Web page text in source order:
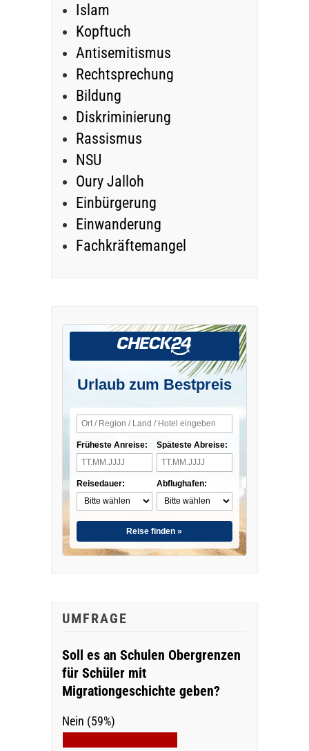
Islam
Kopftuch
Antisemitismus
Rechtsprechung
Bildung
Diskriminierung
Rassismus
NSU
Oury Jalloh
Einbürgerung
Einwanderung
Fachkräftemangel
Urlaub zum Bestpreis
Früheste Anreise:
Reisedauer:
Späteste Abreise:
Abflughafen:
Reise finden »
UMFRAGE
Soll es an Schulen Obergrenzen
für Schüler mit
Migrationgeschichte geben?
Nein (59%)